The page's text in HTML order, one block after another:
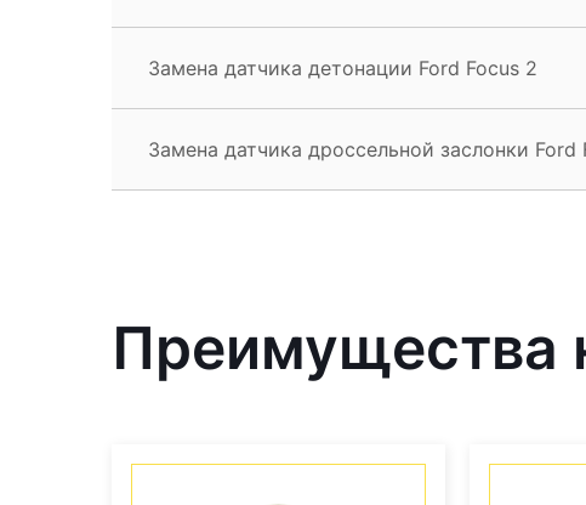
Замена датчика детонации Ford Focus 2
Замена датчика дроссельной заслонки Ford
Преимущества